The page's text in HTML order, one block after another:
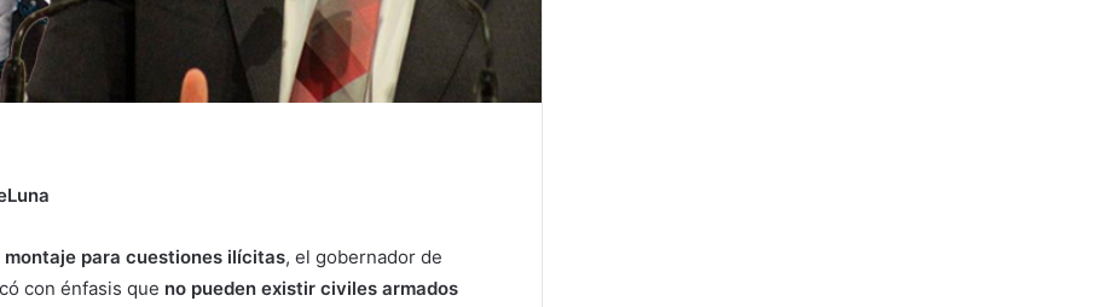
para cuestiones ilícitas, el gobernador de
con énfasis que no pueden existir civiles armados